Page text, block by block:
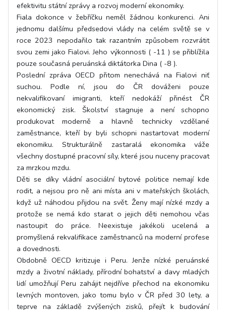
efektivitu státní zprávy a rozvoj moderní ekonomiky.
Fiala dokonce v žebříčku neměl žádnou konkurenci. Ani
jednomu dalšímu předsedovi vlády na celém světě se v
roce 2023 nepodařilo tak razantním způsobem rozvrátit
svou zemi jako Fialovi. Jeho výkonnosti ( -11 ) se přiblížila
pouze současná peruánská diktátorka Dina ( -8 ).
Poslední zpráva OECD přitom nenechává na Fialovi niť
suchou. Podle ní, jsou do ČR dováženi pouze
nekvalifikovaní imigranti, kteří nedokáží přinést ČR
ekonomický zisk. Školství stagnuje a není schopno
produkovat moderně a hlavně technicky vzdělané
zaměstnance, kteří by byli schopni nastartovat moderní
ekonomiku. Strukturálně zastaralá ekonomika váže
všechny dostupné pracovní síly, které jsou nuceny pracovat
za mrzkou mzdu.
Děti se díky vládní asociální bytové politice nemají kde
rodit, a nejsou pro ně ani místa ani v mateřských školách,
když už náhodou přijdou na svět. Ženy mají nízké mzdy a
protože se nemá kdo starat o jejich děti nemohou včas
nastoupit do práce. Neexistuje jakékoli ucelená a
promyšlená rekvalifikace zaměstnanců na moderní profese
a dovednosti.
Obdobně OECD kritizuje i Peru. Jenže nízké peruánské
mzdy a životní náklady, přírodní bohatství a davy mladých
lidí umožňují Peru zahájit nejdříve přechod na ekonomiku
levných montoven, jako tomu bylo v ČR před 30 lety, a
teprve na základě zvýšených zisků, přejít k budování